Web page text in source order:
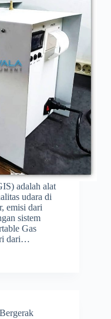
adalah alat
udara di
emisi dari
sistem
Gas
dari…